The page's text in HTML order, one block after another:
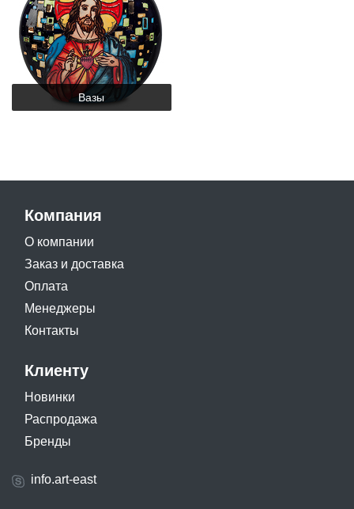
Вазы
Компания
О компании
Заказ и доставка
Оплата
Менеджеры
Контакты
Клиенту
Новинки
Распродажа
Бренды
info.art-east